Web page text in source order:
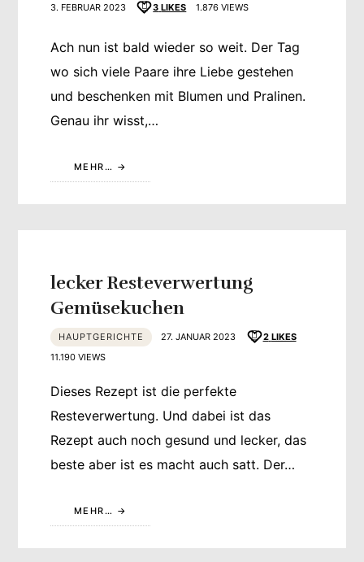
3. FEBRUAR 2023 3 LIKES 1.876 VIEWS
Ach nun ist bald wieder so weit. Der Tag
wo sich viele Paare ihre Liebe gestehen
und beschenken mit Blumen und Pralinen.
Genau ihr wisst,…
MEHR…
lecker Resteverwertung
Gemüsekuchen
HAUPTGERICHTE 27. JANUAR 2023 2 LIKES
11.190 VIEWS
Dieses Rezept ist die perfekte
Resteverwertung. Und dabei ist das
Rezept auch noch gesund und lecker, das
beste aber ist es macht auch satt. Der…
MEHR…